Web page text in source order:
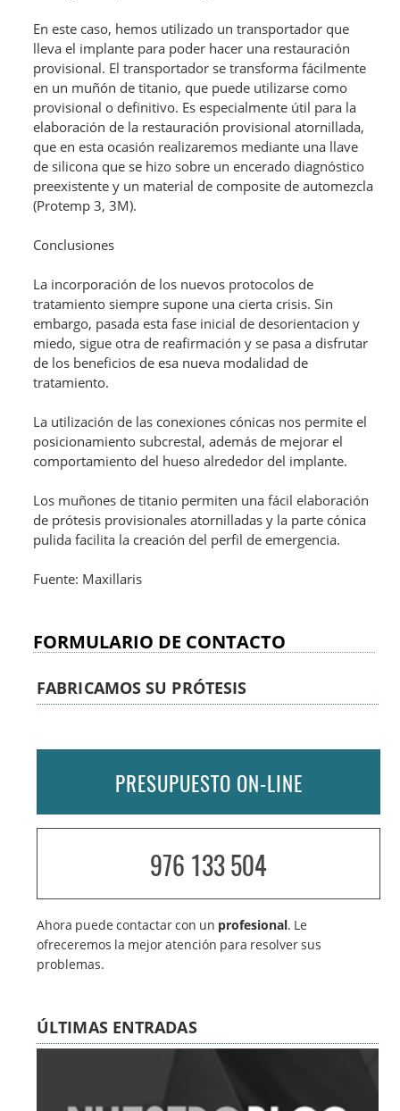
En este caso, hemos utilizado un transportador que
lleva el implante para poder hacer una restauración
provisional. El transportador se transforma fácilmente
en un muñón de titanio, que puede utilizarse como
provisional o definitivo. Es especialmente útil para la
elaboración de la restauración provisional atornillada,
que en esta ocasión realizaremos mediante una llave
de silicona que se hizo sobre un encerado diagnóstico
preexistente y un material de composite de automezcla
(Protemp 3, 3M).
Conclusiones
La incorporación de los nuevos protocolos de
tratamiento siempre supone una cierta crisis. Sin
embargo, pasada esta fase inicial de desorientacion y
miedo, sigue otra de reafirmación y se pasa a disfrutar
de los beneficios de esa nueva modalidad de
tratamiento.
La utilización de las conexiones cónicas nos permite el
posicionamiento subcrestal, además de mejorar el
comportamiento del hueso alrededor del implante.
Los muñones de titanio permiten una fácil elaboración
de prótesis provisionales atornilladas y la parte cónica
pulida facilita la creación del perfil de emergencia.
Fuente: Maxillaris
FORMULARIO DE CONTACTO
FABRICAMOS SU PRÓTESIS
PRESUPUESTO ON-LINE
976 133 504
Ahora puede contactar con un profesional. Le
ofreceremos la mejor atención para resolver sus
problemas.
ÚLTIMAS ENTRADAS